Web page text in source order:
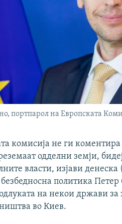
портпарол на Европската
комисија не ги
одделни земји,
власти, изјави
политика
на некои држави
во Киев.